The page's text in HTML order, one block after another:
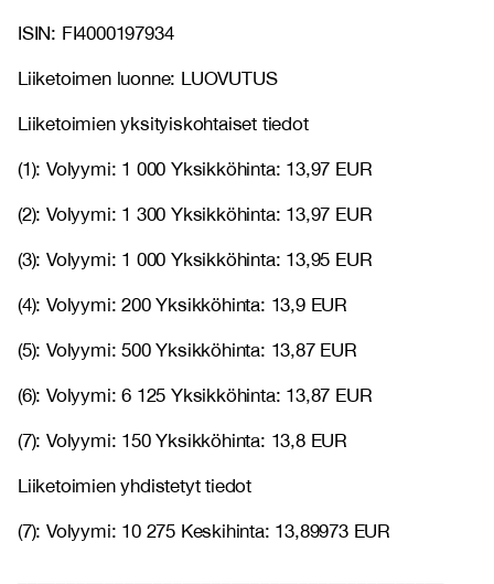
ISIN: FI4000197934
Liiketoimen luonne: LUOVUTUS
Liiketoimien yksityiskohtaiset tiedot
(1): Volyymi: 1 000 Yksikköhinta: 13,97 EUR
(2): Volyymi: 1 300 Yksikköhinta: 13,97 EUR
(3): Volyymi: 1 000 Yksikköhinta: 13,95 EUR
(4): Volyymi: 200 Yksikköhinta: 13,9 EUR
(5): Volyymi: 500 Yksikköhinta: 13,87 EUR
(6): Volyymi: 6 125 Yksikköhinta: 13,87 EUR
(7): Volyymi: 150 Yksikköhinta: 13,8 EUR
Liiketoimien yhdistetyt tiedot
(7): Volyymi: 10 275 Keskihinta: 13,89973 EUR